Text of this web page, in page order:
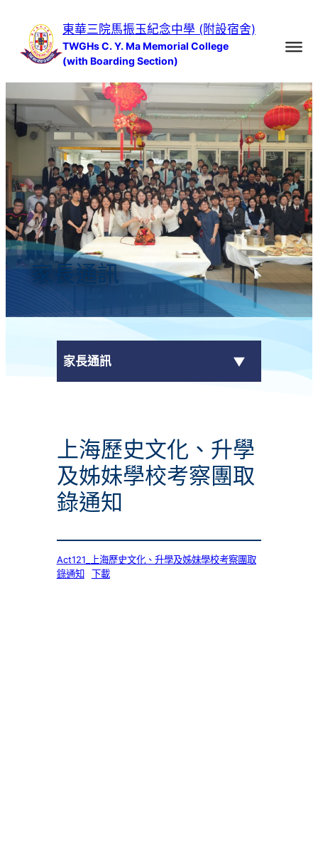
容
東華三院馬振玉紀念中學 (附設宿舍)
TWGHs C. Y. Ma Memorial College
(with Boarding Section)
家長通訊
家長通訊
學校通告
上海歷史文化、升學
及姊妹學校考察團取
錄通知
Act121_上海歷史文化、升學及姊妹學校考察團取
錄通知
下載